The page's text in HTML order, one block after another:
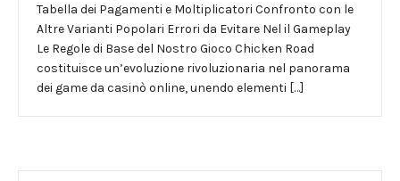
Tabella dei Pagamenti e Moltiplicatori Confronto con le
Altre Varianti Popolari Errori da Evitare Nel il Gameplay
Le Regole di Base del Nostro Gioco Chicken Road
costituisce un’evoluzione rivoluzionaria nel panorama
dei game da casinò online, unendo elementi […]